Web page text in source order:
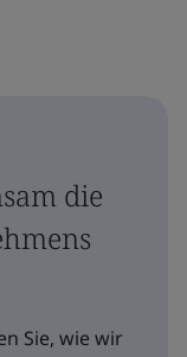
die
Sie, wie wir